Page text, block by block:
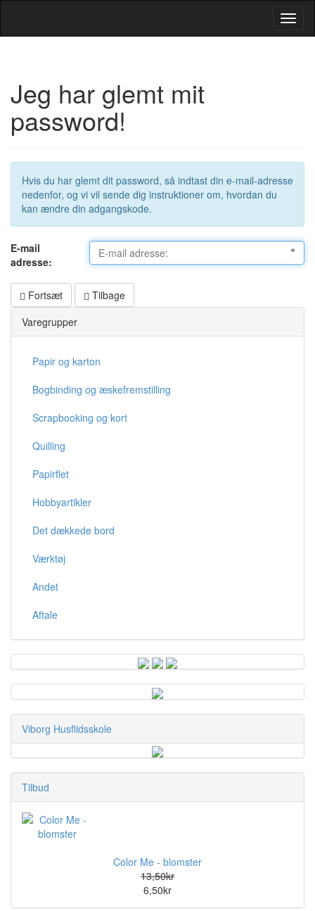
Jeg har glemt mit
password!
Hvis du har glemt dit password, så indtast din e-mail-adresse
nedenfor, og vi vil sende dig instruktioner om, hvordan du
kan ændre din adgangskode.
E-mail
adresse:
Fortsæt
Tilbage
Varegrupper
Papir og karton
Bogbinding og æskefremstilling
Scrapbooking og kort
Quilling
Papirflet
Hobbyartikler
Det dækkede bord
Værktøj
Andet
Aftale
Viborg Husflidsskole
Tilbud
Color Me - blomster
13,50kr
6,50kr